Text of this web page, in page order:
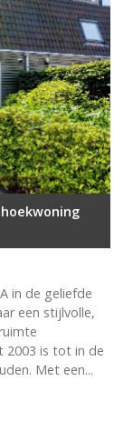
in de geliefde
een stijlvolle,
2003 is tot in de
Met een...